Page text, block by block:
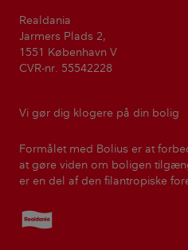
Realdania
Jarmers Plads 2,
1551 København V
CVR-nr. 55542228
Vi gør dig klogere på din bolig
Formålet med Bolius er at
at gøre viden om boligen
er en del af den filantropiske
Realdania